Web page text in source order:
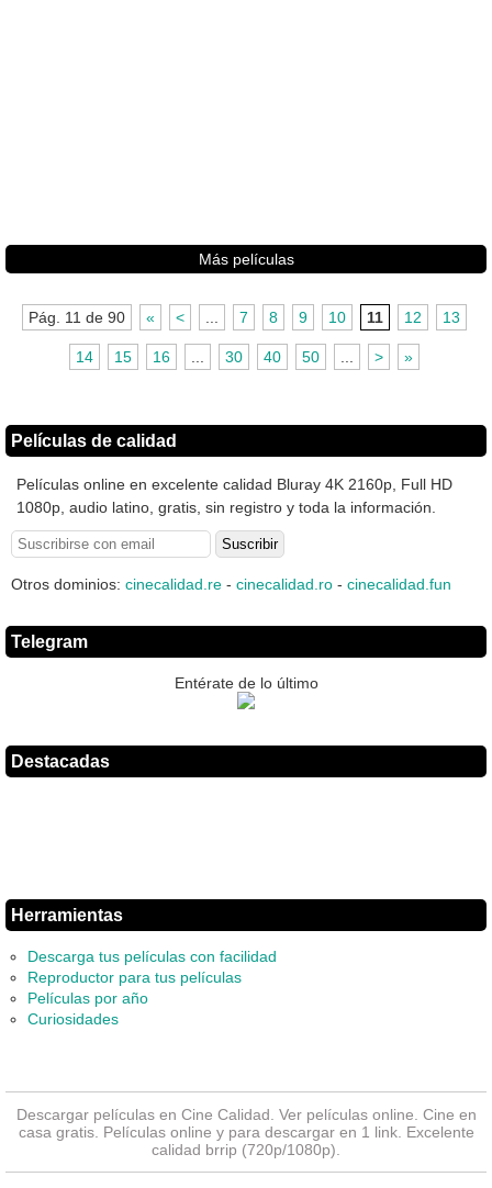
Más películas
Pág. 11 de 90 « < 7 8 9 10 11 12 13
14 15 16 30 40 50 > »
Películas de calidad
Películas online en excelente calidad Bluray 4K 2160p, Full HD
1080p, audio latino, gratis, sin registro y toda la información.
Otros dominios: cinecalidad.re - cinecalidad.ro - cinecalidad.fun
Telegram
Entérate de lo último
Destacadas
Herramientas
Descarga tus películas con facilidad
Reproductor para tus películas
Películas por año
Curiosidades
Descargar películas en Cine Calidad. Ver películas online . Cine en
casa gratis. Películas online y para descargar en 1 link. Excelente
calidad brrip (720p/1080p).